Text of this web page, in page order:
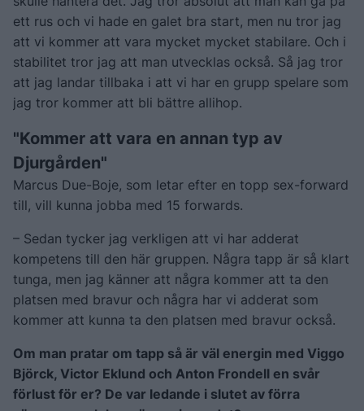
ett rus och vi hade en galet bra start, men nu tror jag
att vi kommer att vara mycket mycket stabilare. Och i
stabilitet tror jag att man utvecklas också. Så jag tror
att jag landar tillbaka i att vi har en grupp spelare som
jag tror kommer att bli bättre allihop.
"Kommer att vara en annan typ av
Djurgården"
Marcus Due-Boje, som letar efter en topp sex-forward
till, vill kunna jobba med 15 forwards.
– Sedan tycker jag verkligen att vi har adderat
kompetens till den här gruppen. Några tapp är så klart
tunga, men jag känner att några kommer att ta den
platsen med bravur och några har vi adderat som
kommer att kunna ta den platsen med bravur också.
Om man pratar om tapp så är väl energin med Viggo
Björck, Victor Eklund och Anton Frondell en svår
förlust för er? De var ledande i slutet av förra